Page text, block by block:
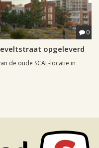
0
opgeleverd
de oude SCAL-locatie in